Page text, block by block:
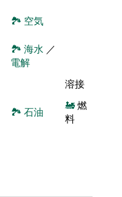
🏞 空気
🏞 海水 ／
電解
溶接
🏞 石油 🚂燃
料